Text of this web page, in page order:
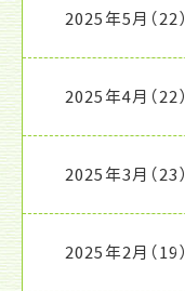
2025年5月 （22）
2025年4月 （22）
2025年3月 （23）
2025年2月 （19）